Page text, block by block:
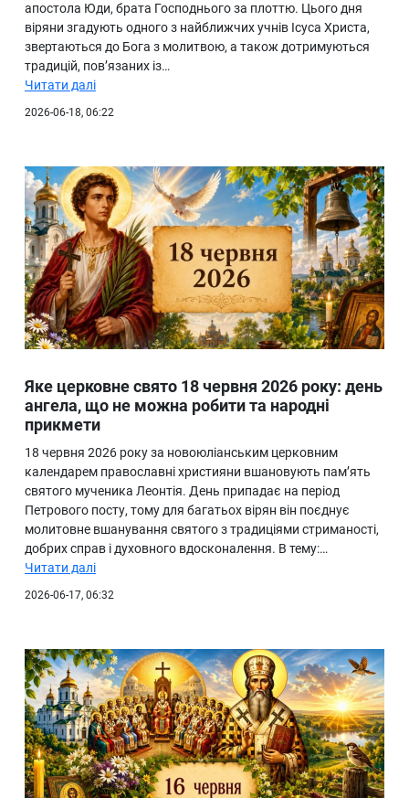
апостола Юди, брата Господнього за плоттю. Цього дня
віряни згадують одного з найближчих учнів Ісуса Христа,
звертаються до Бога з молитвою, а також дотримуються
традицій, пов’язаних із…
Читати далі
2026-06-18, 06:22
Яке церковне свято 18 червня 2026 року: день
ангела, що не можна робити та народні
прикмети
18 червня 2026 року за новоюліанським церковним
календарем православні християни вшановують пам’ять
святого мученика Леонтія. День припадає на період
Петрового посту, тому для багатьох вірян він поєднує
молитовне вшанування святого з традиціями стриманості,
добрих справ і духовного вдосконалення. В тему:…
Читати далі
2026-06-17, 06:32